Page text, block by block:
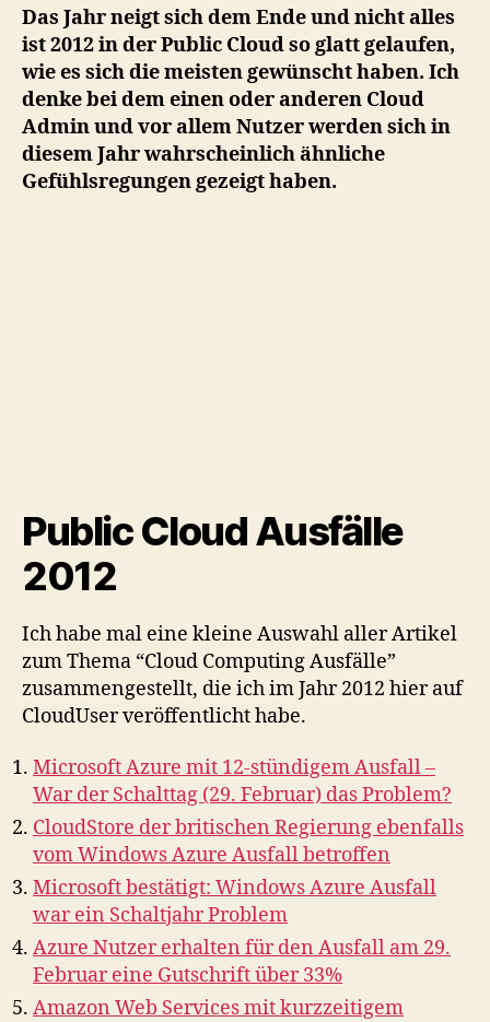
Jahr
2012
Das Jahr neigt sich dem Ende und nicht alles
ist 2012 in der Public Cloud so glatt gelaufen,
wie es sich die meisten gewünscht haben. Ich
denke bei dem einen oder anderen Cloud
Admin und vor allem Nutzer werden sich in
diesem Jahr wahrscheinlich ähnliche
Gefühlsregungen gezeigt haben.
Public Cloud Ausfälle
2012
Ich habe mal eine kleine Auswahl aller Artikel
zum Thema “Cloud Computing Ausfälle”
zusammengestellt, die ich im Jahr 2012 hier auf
CloudUser veröffentlicht habe.
Microsoft Azure mit 12-stündigem Ausfall –
War der Schalttag (29. Februar) das Problem?
CloudStore der britischen Regierung ebenfalls
vom Windows Azure Ausfall betroffen
Microsoft bestätigt: Windows Azure Ausfall
war ein Schaltjahr Problem
Azure Nutzer erhalten für den Ausfall am 29.
Februar eine Gutschrift über 33%
Amazon Web Services mit kurzzeitigem